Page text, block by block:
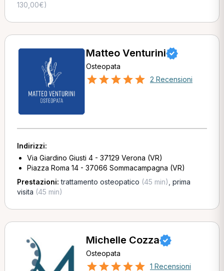
130,00€)
Matteo Venturini
Osteopata
2 Recensioni
Indirizzi:
Via Giardino Giusti 4 - 37129 Verona (VR)
Piazza Roma 14 - 37066 Sommacampagna (VR)
Prestazioni:trattamento osteopatico (45 min) prima
visita (45 min)
Michelle Cozza
Osteopata
1 Recensioni